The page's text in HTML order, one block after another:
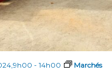
- 14h00 Marchés